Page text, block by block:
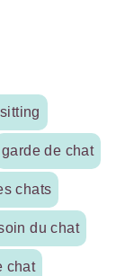
garde de chat
chats
du chat
chat